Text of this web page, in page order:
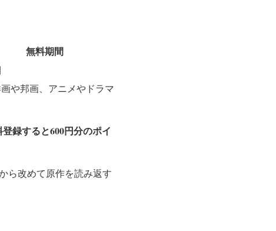
無料期間
や邦画、アニメやドラマ
録すると600円分のポイ
ら改めて原作を読み返す